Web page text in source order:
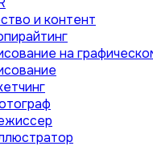
и контент
на